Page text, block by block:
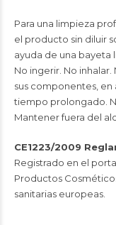
Para una limpieza
el producto sin diluir
ayuda de una bayeta
No ingerir. No inhalar.
sus componentes, en
tiempo prolongado.
Mantener fuera del
CE1223/2009
Registrado en el
Productos
sanitarias europeas.